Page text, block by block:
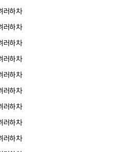
러하차
러하차
러하차
러하차
러하차
러하차
러하차
러하차
러하차